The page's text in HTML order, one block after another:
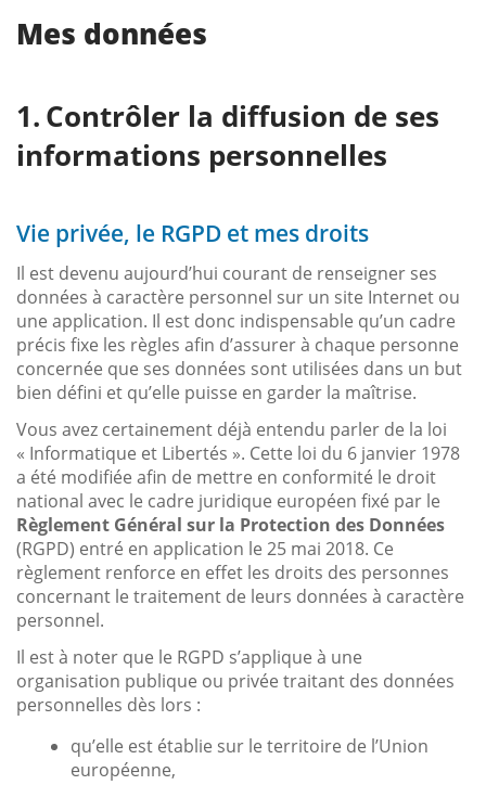
Mes données
Contrôler la diffusion de ses
informations personnelles
Vie privée, le RGPD et mes droits
Il est devenu aujourd’hui courant de renseigner ses
données à caractère personnel sur un site Internet ou
une application. Il est donc indispensable qu’un cadre
précis fixe les règles afin d’assurer à chaque personne
concernée que ses données sont utilisées dans un but
bien défini et qu’elle puisse en garder la maîtrise.
Vous avez certainement déjà entendu parler de la loi
« Informatique et Libertés ». Cette loi du 6 janvier 1978
a été modifiée afin de mettre en conformité le droit
national avec le cadre juridique européen fixé par le
Règlement Général sur la Protection des Données
(RGPD) entré en application le 25 mai 2018. Ce
règlement renforce en effet les droits des personnes
concernant le traitement de leurs données à caractère
personnel.
Il est à noter que le RGPD s’applique à une
organisation publique ou privée traitant des données
personnelles dès lors :
qu’elle est établie sur le territoire de l’Union
européenne,